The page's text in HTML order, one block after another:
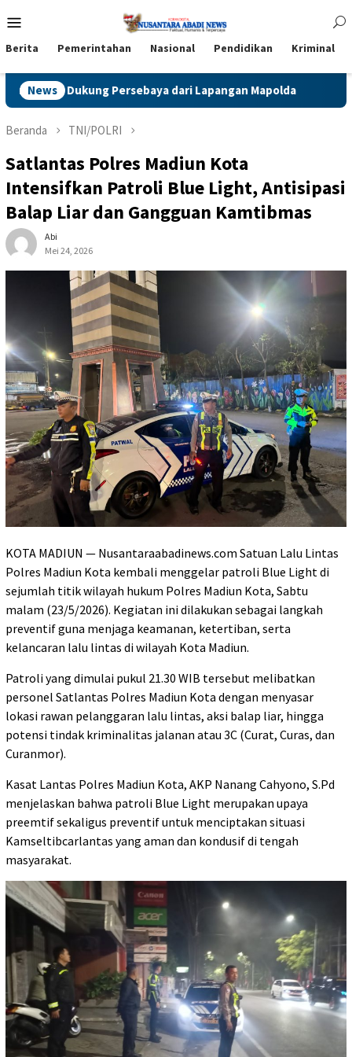
ke
Mobile
Berita Pemerintahan Nasional Pendidikan Kriminal
NewsPolres Blitar Kota Gelar Gerakan Pangan Murah Sambut
Beranda TNI/POLRI
Satlantas Polres Madiun Kota
Intensifkan Patroli Blue Light, Antisipasi
Balap Liar dan Gangguan Kamtibmas
Abi
Mei 24, 2026
KOTA MADIUN — Nusantaraabadinews.com Satuan Lalu Lintas
Polres Madiun Kota kembali menggelar patroli Blue Light di
sejumlah titik wilayah hukum Polres Madiun Kota, Sabtu
malam (23/5/2026). Kegiatan ini dilakukan sebagai langkah
preventif guna menjaga keamanan, ketertiban, serta
kelancaran lalu lintas di wilayah Kota Madiun.
Patroli yang dimulai pukul 21.30 WIB tersebut melibatkan
personel Satlantas Polres Madiun Kota dengan menyasar
lokasi rawan pelanggaran lalu lintas, aksi balap liar, hingga
potensi tindak kriminalitas jalanan atau 3C (Curat, Curas, dan
Curanmor).
Kasat Lantas Polres Madiun Kota, AKP Nanang Cahyono, S.Pd
menjelaskan bahwa patroli Blue Light merupakan upaya
preemtif sekaligus preventif untuk menciptakan situasi
Kamseltibcarlantas yang aman dan kondusif di tengah
masyarakat.